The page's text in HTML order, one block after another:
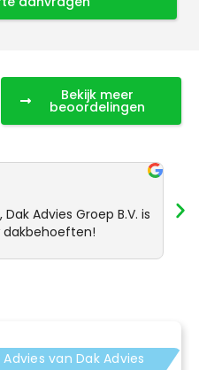
Bekijk meer
beoordelingen
Advies Groep B.V. is
dakbehoeften!
van Dak Advies